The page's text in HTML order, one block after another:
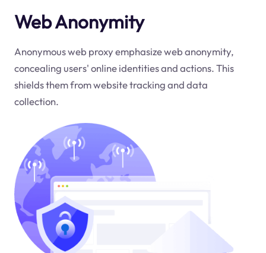
Web Anonymity
Anonymous web proxy emphasize web anonymity,
concealing users' online identities and actions. This
shields them from website tracking and data
collection.